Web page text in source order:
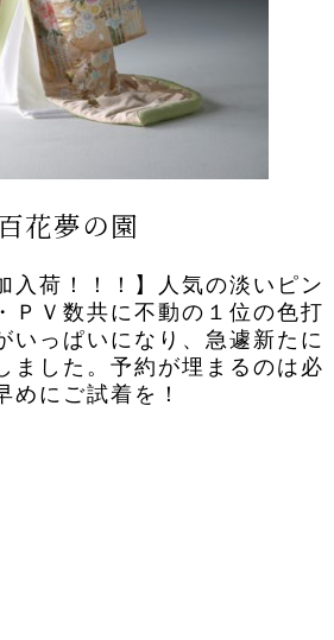
花夢の園
入荷！！！】人気の淡いピン
ＰＶ数共に不動の１位の色打
いっぱいになり、急遽新たに
ました。予約が埋まるのは必
めにご試着を！